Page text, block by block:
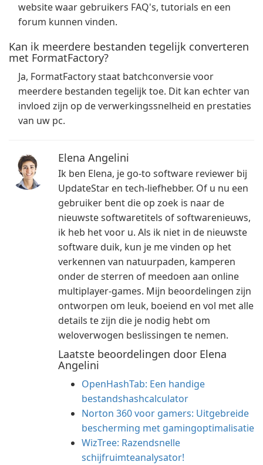
website waar gebruikers FAQ's, tutorials en een
forum kunnen vinden.
Kan ik meerdere bestanden tegelijk converteren
met FormatFactory?
Ja, FormatFactory staat batchconversie voor
meerdere bestanden tegelijk toe. Dit kan echter van
invloed zijn op de verwerkingssnelheid en prestaties
van uw pc.
Elena Angelini
Ik ben Elena, je go-to software reviewer bij
UpdateStar en tech-liefhebber. Of u nu een
gebruiker bent die op zoek is naar de
nieuwste softwaretitels of softwarenieuws,
ik heb het voor u. Als ik niet in de nieuwste
software duik, kun je me vinden op het
verkennen van natuurpaden, kamperen
onder de sterren of meedoen aan online
multiplayer-games. Mijn beoordelingen zijn
ontworpen om leuk, boeiend en vol met alle
details te zijn die je nodig hebt om
weloverwogen beslissingen te nemen.
Laatste beoordelingen door Elena
Angelini
OpenHashTab: Een handige
bestandshashcalculator
Norton 360 voor gamers: Uitgebreide
bescherming met gamingoptimalisatie
WizTree: Razendsnelle
schijfruimteanalysator!